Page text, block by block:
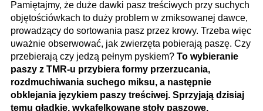
Pamiętajmy, że duże dawki pasz treściwych przy suchych
objętościówkach to duży problem w zmiksowanej dawce,
prowadzący do sortowania pasz przez krowy. Trzeba więc
uważnie obserwować, jak zwierzęta pobierają paszę. Czy
przebierają czy jedzą pełnym pyskiem? To wybieranie
paszy z TMR-u przybiera formy przerzucania,
rozdmuchiwania suchego miksu, a następnie
obklejania językiem paszy treściwej. Sprzyjają dzisiaj
temu gładkie, wykafelkowane stoły paszowe.